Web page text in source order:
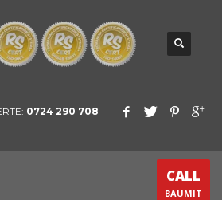
0724 290 708
CALL
BAUMIT